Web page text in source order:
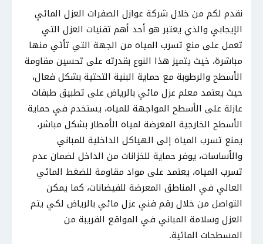
نقدم لكم من خلال شركة عوازل الصفرات العزل المائي
الإيجابي والذي يعتبر هو أحد أهم تقنيات العزل التي
تعمل على منع تسرب المياه من الجهة التي تأتي منها
مباشرة، خيث يتميز هذا النوع بقدرته على تحسين مقاومة
الأسطح والرطوبة مع حماية البنية التحتية بشكل فعال،
حيث يعتمد معلم عزل مائي بالرياض على تطبيق طبقات
عازلة على الأسطح المواجهة للمياه، يستخدم في حماية
الأسطح الخارجية المعرضة لمياه الأمطار بشكل مباشر،
يمنع تسرب المياه إلى الهياكل الداخلية للمباني
والأساسات، يوفر حماية للخزانات من الداخل لضمان عدم
تسرب المياه، يعتمد على مواد مقاومة للضغط المائي
العالي في المناطق المعرضة للفيضانات، كما يمكن
التواصل من خلال رقم فني عزل مائي بالرياض لكي يتم
العزل وسلامة المباني في المواقع القريبة من
المسطحات المائية.